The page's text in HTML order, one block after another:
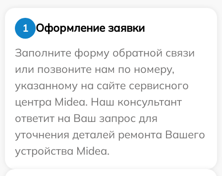
1
Оформление заявки
Заполните форму обратной связи
или позвоните нам по номеру,
указанному на сайте сервисного
центра Midea. Наш консультант
ответит на Ваш запрос для
уточнения деталей ремонта Вашего
устройства Midea.